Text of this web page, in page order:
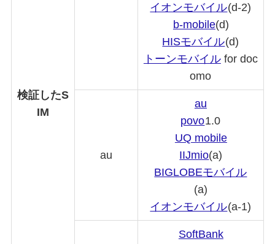
検証したS
IM
イオンモバイル(d-2)
b-mobile(d)
HISモバイル(d)
トーンモバイルfor doc
omo
au
au
povo1.0
UQ mobile
IIJmio(a)
BIGLOBEモバイル
(a)
イオンモバイル(a-1)
SoftBank